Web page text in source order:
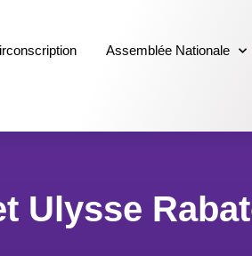
Assemblée Nationale
Ulysse